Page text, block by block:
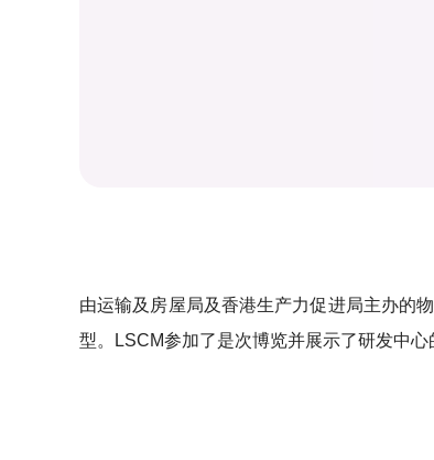
由运输及房屋局及香港生产力促进局主办的
型。LSCM参加了是次博览并展示了研发中